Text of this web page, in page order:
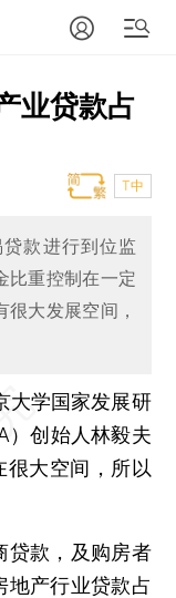
业贷款占
T中
款进行到位监
比重控制在一定
大发展空间，
大学国家发展研
）创始人林毅夫
大空间，所以
款，及购房者
地产行业贷款占